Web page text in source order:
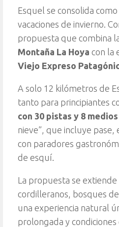
Esquel se consolida
vacaciones de invierno.
propuesta que combina
Montaña La Hoya con la
Viejo Expreso
A solo 12 kilómetros de
tanto para principiantes
con 30 pistas y 8
nieve”, que incluye
con paradores
de esquí.
La propuesta se
cordilleranos, bosques
una experiencia natural
prolongada y